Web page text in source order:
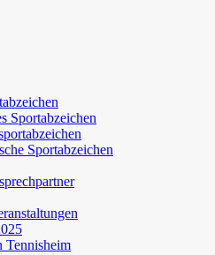
Sportabzeichen
Sportabzeichen
Tennisheim